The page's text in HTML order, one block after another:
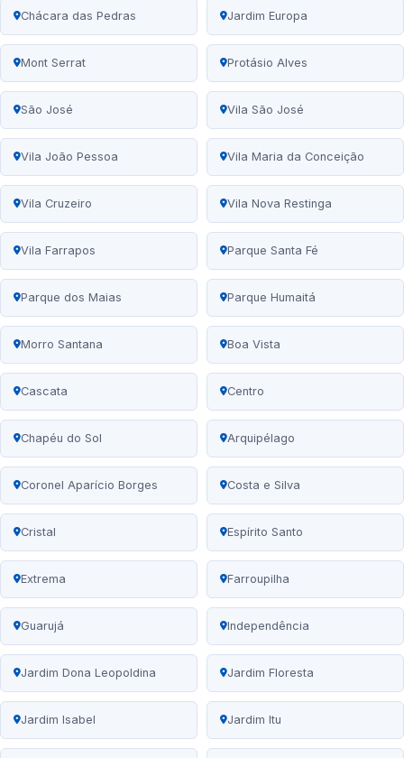
Chácara das Pedras Jardim Europa
Mont Serrat Protásio Alves
São José Vila São José
Vila João Pessoa Vila Maria da Conceição
Vila Cruzeiro Vila Nova Restinga
Vila Farrapos Parque Santa Fé
Parque dos Maias Parque Humaitá
Morro Santana Boa Vista
Cascata Centro
Chapéu do Sol Arquipélago
Coronel Aparício Borges Costa e Silva
Cristal Espírito Santo
Extrema Farroupilha
Guarujá Independência
Jardim Dona Leopoldina Jardim Floresta
Jardim Isabel Jardim Itu